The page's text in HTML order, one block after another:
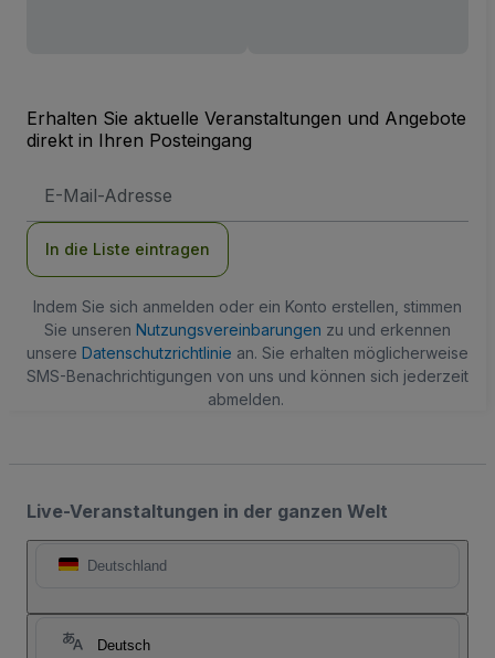
Erhalten Sie aktuelle Veranstaltungen und Angebote
direkt in Ihren Posteingang
Mail-
In die Liste eintragen
Indem Sie sich anmelden oder ein Konto erstellen, stimmen
Sie unseren Nutzungsvereinbarungen zu und erkennen
unsere Datenschutzrichtlinie an. Sie erhalten möglicherweise
SMS-Benachrichtigungen von uns und können sich jederzeit
abmelden.
Live-Veranstaltungen in der ganzen Welt
Deutschland
Deutsch